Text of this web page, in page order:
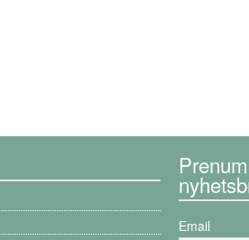
Email